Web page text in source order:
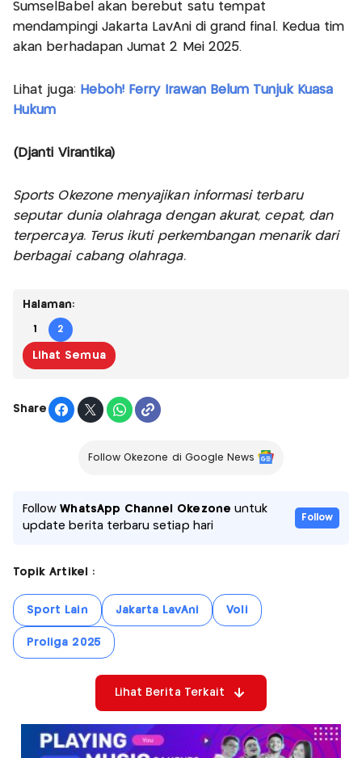
SumselBabel akan berebut satu tempat
mendampingi Jakarta LavAni di grand final. Kedua tim
akan berhadapan Jumat 2 Mei 2025.
Lihat juga: Heboh! Ferry Irawan Belum Tunjuk Kuasa
Hukum
(Djanti Virantika)
Sports Okezone menyajikan informasi terbaru
seputar dunia olahraga dengan akurat, cepat, dan
terpercaya. Terus ikuti perkembangan menarik dari
berbagai cabang olahraga.
Halaman:
1 2
Lihat Semua
Share
Follow Okezone di Google News
FollowWhatsApp Channel Okezone untuk
update berita terbaru setiap hari
Follow
Topik Artikel :
Sport Lain Jakarta LavAni Voli
Proliga 2025
Lihat Berita Terkait